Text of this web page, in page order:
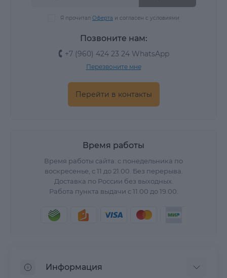
Я прочитал Оферта и согласен с условиями
Позвоните нам:
+7 (960) 424 23 24 WhatsApp
Перезвоните мне
Перейти в контакты
Время работы
Время работы сайта: с понедельника по
воскресенье, с 11 до 21.00. Без перерыва.
Доставка по России без выходных.
Работа пункта выдачи с 11.00 до 19.00.
Информация